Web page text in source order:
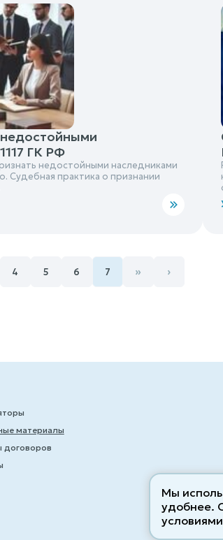
недостойными
ГК РФ
недостойными наследниками
Судебная практика о признании
4 5 6 7 » ›
материалы
Мы
удобнее.